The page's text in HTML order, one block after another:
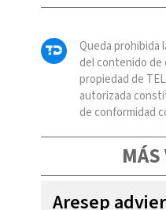
Queda prohibida
del contenido de
propiedad de
autorizada
de conformidad
Aresep